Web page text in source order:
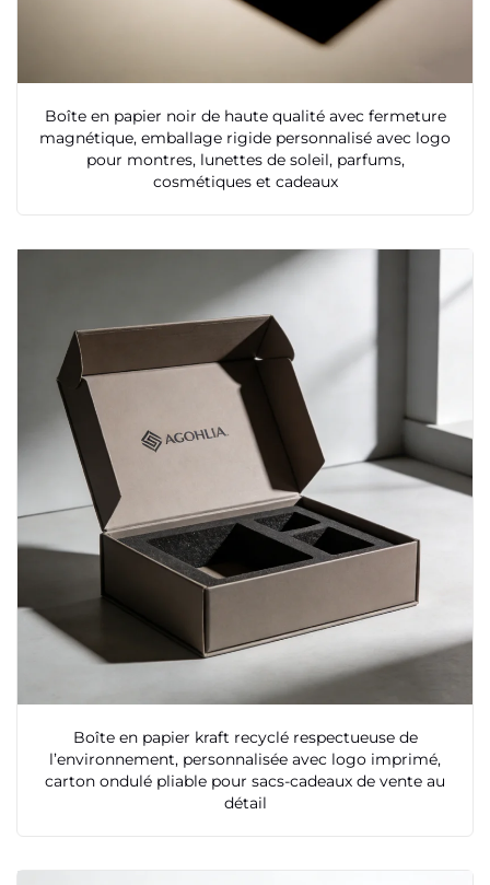
Boîte en papier noir de haute qualité avec fermeture
magnétique, emballage rigide personnalisé avec logo
pour montres, lunettes de soleil, parfums,
cosmétiques et cadeaux
Boîte en papier kraft recyclé respectueuse de
l’environnement, personnalisée avec logo imprimé,
carton ondulé pliable pour sacs-cadeaux de vente au
détail